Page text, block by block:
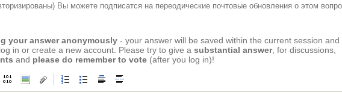
Вы можете подписатся на переодические почтовые обновления о этом
your answer anonymously - your answer will be saved within the current session and
in or create a new account. Please try to give a substantial answer, for discussions,
and please do remember to vote (after you log in)!